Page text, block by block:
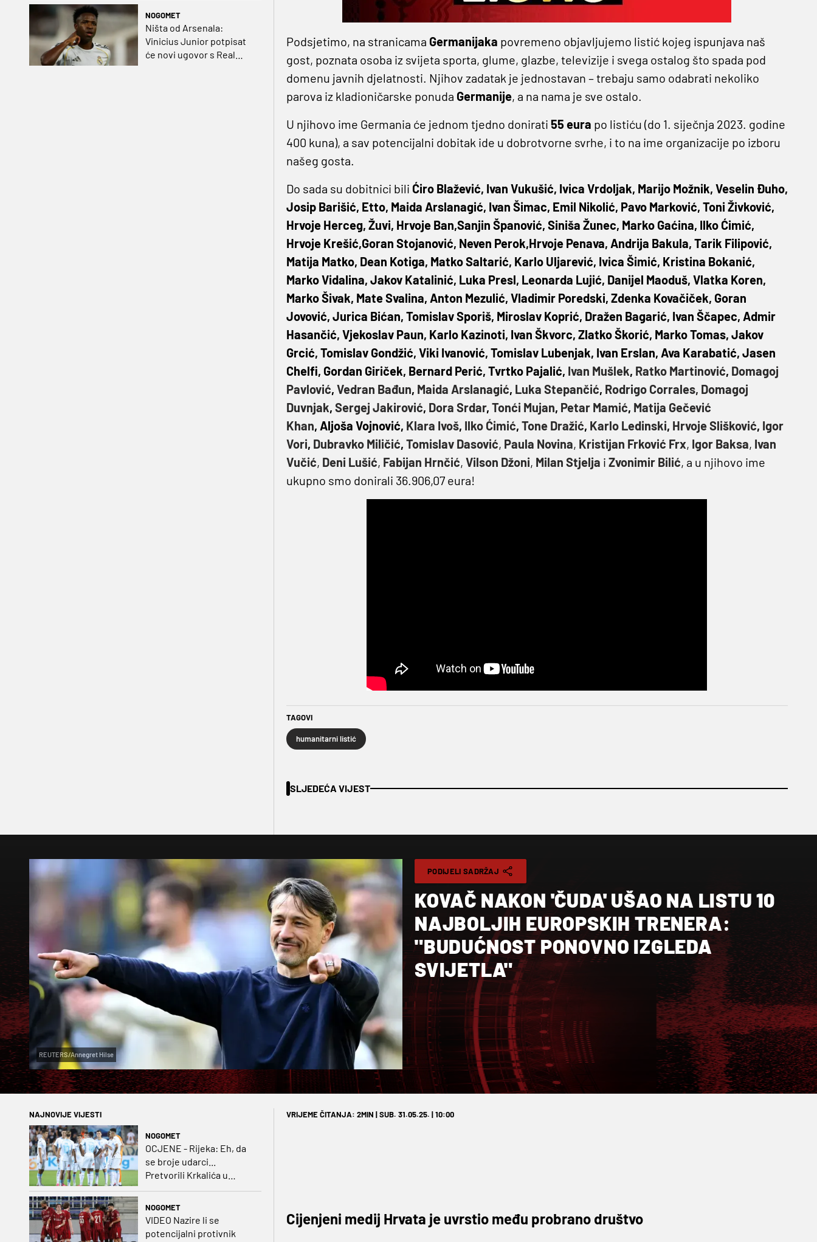
NOGOMET
Ništa od Arsenala:
Vinicius Junior potpisat
će novi ugovor s Real
Podsjetimo, na stranicama Germanijaka povremeno objavljujemo listić kojeg ispunjava naš
gost, poznata osoba iz svijeta sporta, glume, glazbe, televizije i svega ostalog što spada pod
domenu javnih djelatnosti. Njihov zadatak je jednostavan – trebaju samo odabrati nekoliko
parova iz kladioničarske ponuda Germanije, a na nama je sve ostalo.
U njihovo ime Germania će jednom tjedno donirati 55 eura po listiću (do 1. siječnja 2023. godine
400 kuna), a sav potencijalni dobitak ide u dobrotvorne svrhe, i to na ime organizacije po izboru
našeg gosta.
Do sada su dobitnici bili Ćiro Blažević, Ivan Vukušić, Ivica Vrdoljak, Marijo Možnik, Veselin Đuho,
Josip Barišić, Etto, Maida Arslanagić, Ivan Šimac, Emil Nikolić, Pavo Marković, Toni Živković,
Hrvoje Herceg, Žuvi, Hrvoje Ban,Sanjin Španović, Siniša Žunec, Marko Gaćina, Ilko Ćimić,
Hrvoje Krešić,Goran Stojanović, Neven Perok,Hrvoje Penava, Andrija Bakula, Tarik Filipović,
Matija Matko, Dean Kotiga, Matko Saltarić, Karlo Uljarević, Ivica Šimić, Kristina Bokanić,
Marko Vidalina, Jakov Katalinić, Luka Presl, Leonarda Lujić, Danijel Maoduš, Vlatka Koren,
Marko Šivak, Mate Svalina, Anton Mezulić, Vladimir Poredski, Zdenka Kovačiček, Goran
Jovović, Jurica Bićan, Tomislav Sporiš, Miroslav Koprić, Dražen Bagarić, Ivan Ščapec, Admir
Hasančić, Vjekoslav Paun, Karlo Kazinoti, Ivan Škvorc, Zlatko Škorić, Marko Tomas, Jakov
Grcić, Tomislav Gondžić, Viki Ivanović, Tomislav Lubenjak, Ivan Erslan, Ava Karabatić, Jasen
Chelfi, Gordan Giriček, Bernard Perić, Tvrtko Pajalić, Ivan Mušlek, Ratko Martinović, Domagoj
Pavlović, Vedran Bađun, Maida Arslanagić, Luka Stepančić, Rodrigo Corrales, Domagoj
Duvnjak, Sergej Jakirović, Dora Srdar, Tonći Mujan, Petar Mamić, Matija Gečević
Khan, Aljoša Vojnović, Klara Ivoš, Ilko Ćimić, Tone Dražić, Karlo Ledinski, Hrvoje Slišković, Igor
Vori, Dubravko Miličić, Tomislav Dasović, Paula Novina, Kristijan Frković Frx, Igor Baksa, Ivan
Vučić, Deni Lušić, Fabijan Hrnčić, Vilson Džoni, Milan Stjelja i Zvonimir Bilić, a u njihovo ime
ukupno smo donirali 36.906,07 eura!
TAGOVI
humanitarni listić
SLJEDEĆA VIJEST
REUTERS/Annegret Hilse
PODIJELI SADRŽAJ
KOVAČ NAKON 'ČUDA' UŠAO NA LISTU 10
NAJBOLJIH EUROPSKIH TRENERA:
"BUDUĆNOST PONOVNO IZGLEDA
SVIJETLA"
NAJNOVIJE VIJESTI
NOGOMET
OCJENE - Rijeka: Eh, da
se broje udarci...
Pretvorili Krkalića u
junaka, a izlet na uzvrat u
NOGOMET
VIDEO Nazire li se
potencijalni protivnik
VRIJEME ČITANJA: 2MIN | SUB. 31.05.25. | 10:00
Cijenjeni medij Hrvata je uvrstio među probrano društvo